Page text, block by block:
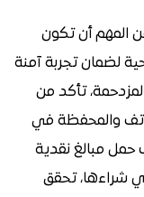
المهم أن تكون
لضمان تجربة آمنة
تأكد من
والمحفظة في
حمل مبالغ نقدية
شراءها، تحقق